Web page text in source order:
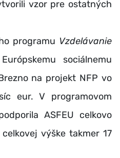
vzor pre ostatných
programu Vzdelávanie
sociálnemu
na projekt NFP vo
eur. V programovom
ASFEU celkovo
výške takmer 17